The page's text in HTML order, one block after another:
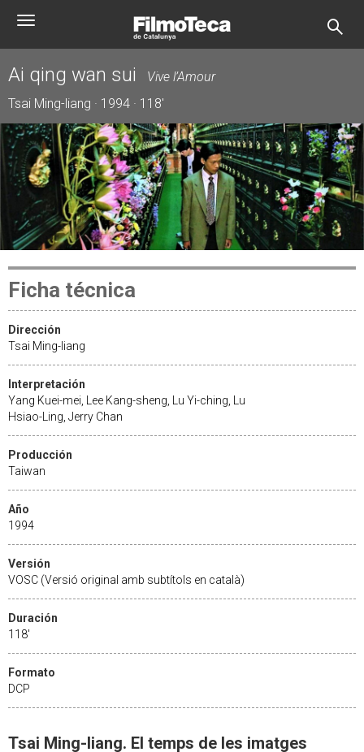
Toggle
Ai qing wan sui
Vive l’Amour
Tsai Ming-liang · 1994 · 118'
Ficha técnica
Dirección
Tsai Ming-liang
Interpretación
Yang Kuei-mei, Lee Kang-sheng, Lu Yi-ching, Lu
Hsiao-Ling, Jerry Chan
Producción
Taiwan
Año
1994
Versión
VOSC (Versió original amb subtítols en català)
Duración
118'
Formato
DCP
Tsai Ming-liang. El temps de les imatges